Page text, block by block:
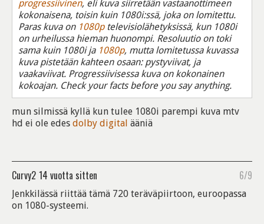
progressiivinen, eli kuva siirretään vastaanottimeen
kokonaisena, toisin kuin 1080i:ssä, joka on lomitettu.
Paras kuva on 1080ptelevisiolähetyksissä, kun 1080i
on urheilussa hieman huonompi. Resoluutio on toki
sama kuin 1080i ja 1080p, mutta lomitetussa kuvassa
kuva pistetään kahteen osaan: pystyviivat, ja
vaakaviivat. Progressiivisessa kuva on kokonainen
kokoajan. Check your facts before you say anything.
mun silmissä kyllä kun tulee 1080i parempi kuva mtv
hd ei ole edes dolby digital ääniä
Curvy2 14 vuotta sitten 6/9
Jenkkilässä riittää tämä 720 teräväpiirtoon, euroopassa
on 1080-systeemi.